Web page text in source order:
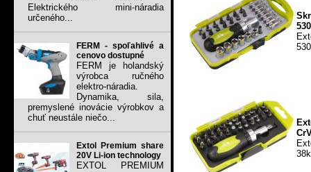
Elektrického mini-náradia
určeného...
FERM - spoľahlivé a
cenovo dostupné
FERM je holandský
výrobca ručného
elektro-náradia.
Dynamika, sila,
premyslené inovácie výrobkov a
chuť neustále niečo...
Extol Premium share
20V Li-ion technology
EXTOL PREMIUM